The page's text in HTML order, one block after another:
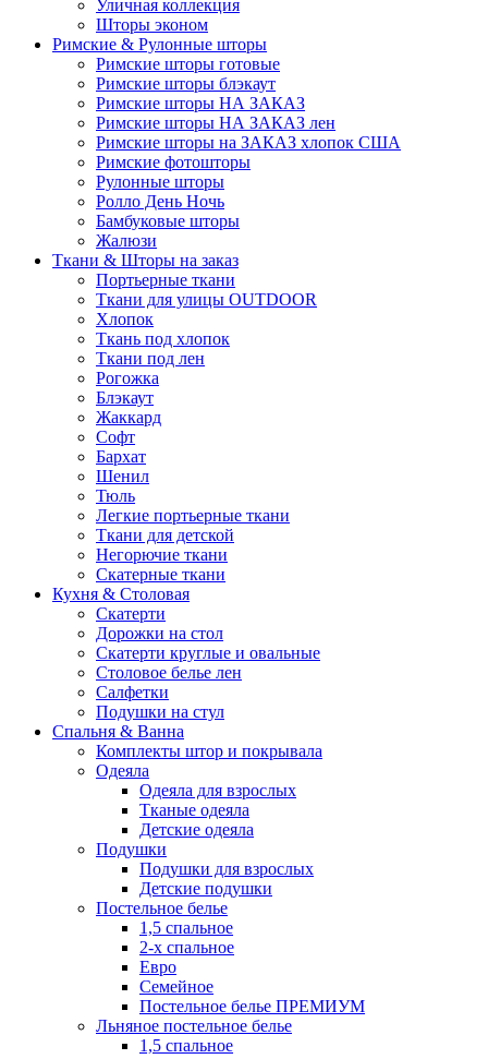
Уличная коллекция
Шторы эконом
Римские & Рулонные шторы
Римские шторы готовые
Римские шторы блэкаут
Римские шторы НА ЗАКАЗ
Римские шторы НА ЗАКАЗ лен
Римские шторы на ЗАКАЗ хлопок США
Римские фотошторы
Рулонные шторы
Ролло День Ночь
Бамбуковые шторы
Жалюзи
Ткани & Шторы на заказ
Портьерные ткани
Ткани для улицы OUTDOOR
Хлопок
Ткань под хлопок
Ткани под лен
Рогожка
Блэкаут
Жаккард
Софт
Бархат
Шенил
Тюль
Легкие портьерные ткани
Ткани для детской
Негорючие ткани
Скатерные ткани
Кухня & Столовая
Скатерти
Дорожки на стол
Скатерти круглые и овальные
Столовое белье лен
Салфетки
Подушки на стул
Спальня & Ванна
Комплекты штор и покрывала
Одеяла
Одеяла для взрослых
Тканые одеяла
Детские одеяла
Подушки
Подушки для взрослых
Детские подушки
Постельное белье
1,5 спальное
2-х спальное
Евро
Семейное
Постельное белье ПРЕМИУМ
Льняное постельное белье
1,5 спальное